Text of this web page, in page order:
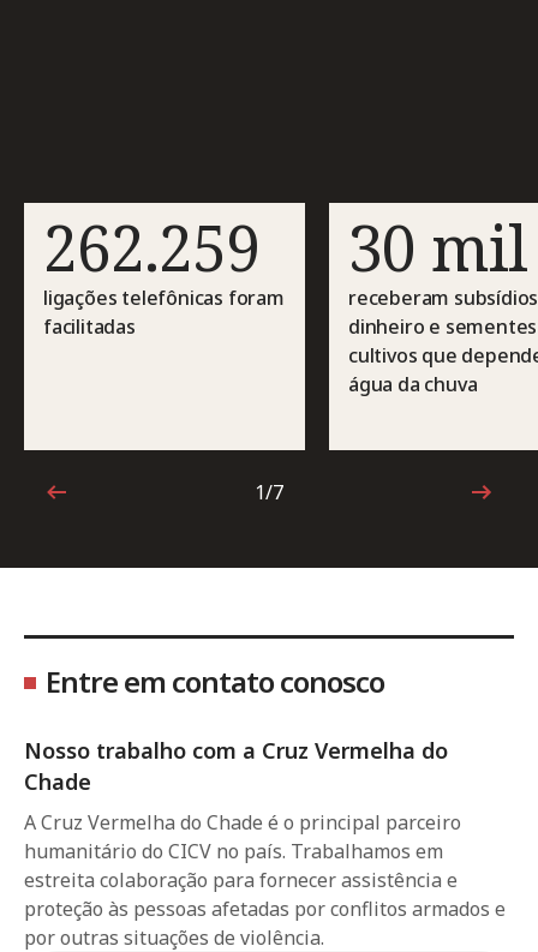
262.259
ligações telefônicas foram
facilitadas
30 mil
receberam
dinheiro e
cultivos que
água da chuva
1 de 7
1/7
Entre em contato conosco
Nosso trabalho com a Cruz Vermelha do
Chade
A Cruz Vermelha do Chade é o principal parceiro
humanitário do CICV no país. Trabalhamos em
estreita colaboração para fornecer assistência e
proteção às pessoas afetadas por conflitos armados e
por outras situações de violência.